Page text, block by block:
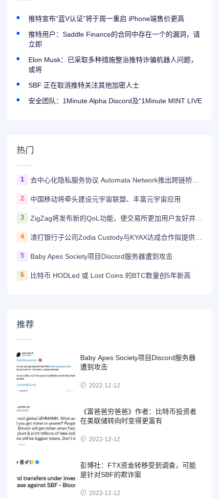
推特宣布“蓝V认证”将于周一重启 iPhone端售价更高
推特用户：Saddle Finance的合同中存在一个的漏洞，请
立即
Elon Musk：已采取多种措施整治推特诈骗机器人问题，
或将
SBF 正在取消推特关注其他加密人士
安全团队：1Minute Alpha Discord及“1Minute MINT LIVE
热门
1 去中心化隐私服务协议 Automata Network推出跨链桥Carrier
2 中国移动将牵头建设元宇宙联盟、丰富元宇宙应用
3 ZigZag将发布新的QoL功能，使交易所更加用户友好并与CEX竞争
4 渣打银行子公司Zodia Custody与KYAX达成合作拟提供基于审计、业务和监管报告的加密托管服务
5 Baby Apes Society项目Discord服务器遭到攻击
6 比特币 HODLed 或 Lost Coins 的BTC数量创5年新高
推荐
Baby Apes Society项目Discord服务器
遭到攻击
2022-12-12
《富爸爸穷爸爸》作者：比特币投资者
在美联储转向时变得更富有
2022-12-12
彭博社：FTX资金转移受到调查，可能
是针对SBF的欺诈案
2022-12-12